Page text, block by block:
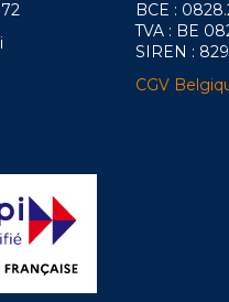
BCE :
TVA : BE
SIREN :
CGV